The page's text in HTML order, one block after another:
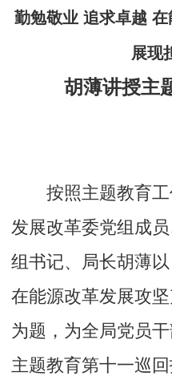
勤勉敬业 追求卓越
展现
胡薄讲授主
按照主题教育
发展改革委党组成
组书记、局长胡薄
在能源改革发展攻
为题，为全局党员
主题教育第十一巡